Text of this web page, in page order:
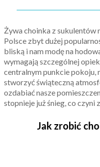
Żywa choinka z sukulentów
Polsce zbyt dużej
bliską i nam modę na
wymagają szczególnej
centralnym punkcie pokoju,
stworzyć świąteczną
ozdabiać nasze
stopnieje już śnieg, co czyni
Jak zrobić